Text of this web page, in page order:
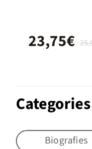
23,75€
Biografies